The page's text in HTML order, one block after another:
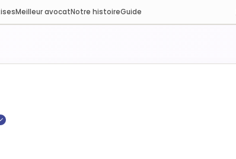
Meilleur avocatNotre histoireGuide